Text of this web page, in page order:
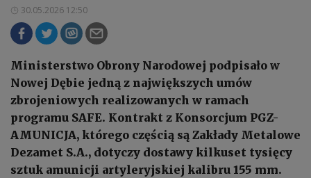
30.05.2026 12:50
Ministerstwo Obrony Narodowej podpisało w
Nowej Dębie jedną z największych umów
zbrojeniowych realizowanych w ramach
programu SAFE. Kontrakt z Konsorcjum PGZ-
AMUNICJA, którego częścią są Zakłady Metalowe
Dezamet S.A., dotyczy dostawy kilkuset tysięcy
sztuk amunicji artyleryjskiej kalibru 155 mm.